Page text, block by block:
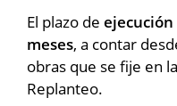
El plazo de ejecución
meses, a contar
obras que se fije en
Replanteo.